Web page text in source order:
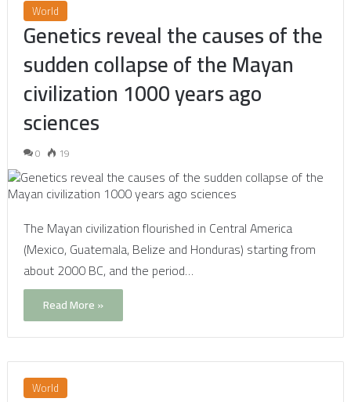
World
Genetics reveal the causes of the
sudden collapse of the Mayan
civilization 1000 years ago
sciences
0 19
The Mayan civilization flourished in Central America
(Mexico, Guatemala, Belize and Honduras) starting from
about 2000 BC, and the period…
Read More »
World